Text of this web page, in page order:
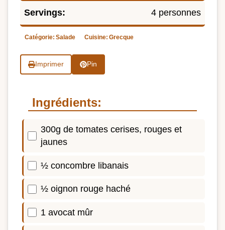
Servings: 4 personnes
Catégorie: Salade Cuisine: Grecque
Imprimer Pin
Ingrédients:
300g de tomates cerises, rouges et
jaunes
½ concombre libanais
½ oignon rouge haché
1 avocat mûr